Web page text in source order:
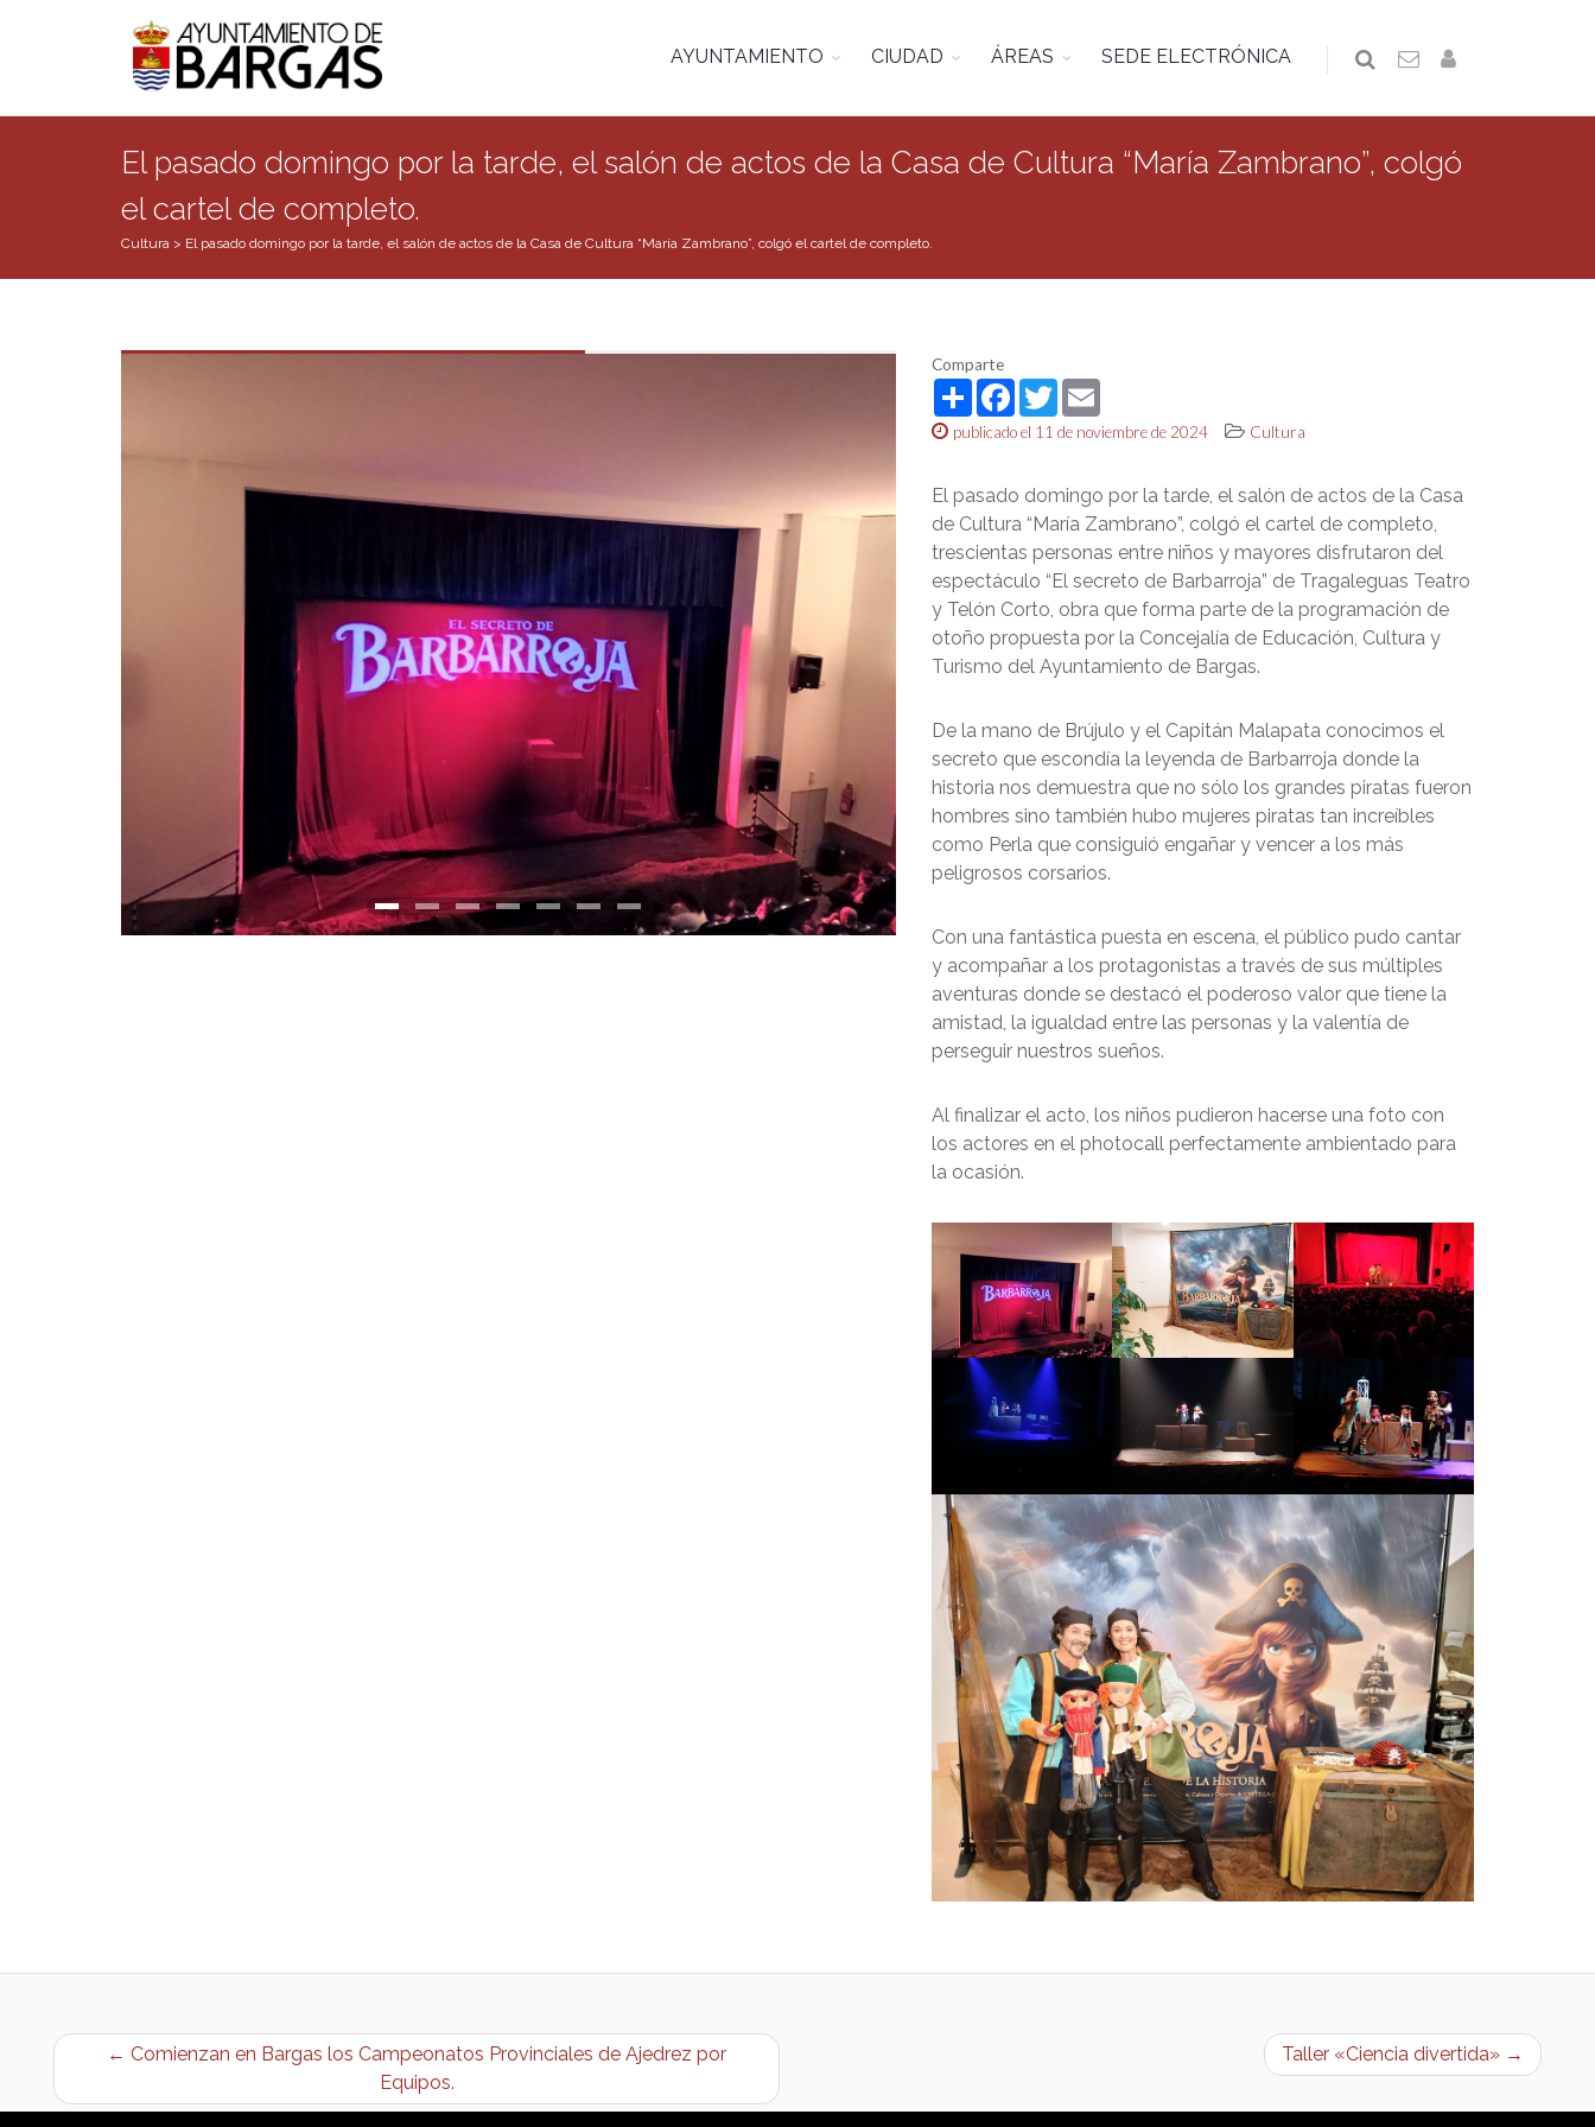
AYUNTAMIENTO CIUDAD ÁREAS SEDE ELECTRÓNICA
El pasado domingo por la tarde, el salón de actos de la Casa de Cultura “María Zambrano”, colgó
el cartel de completo.
Cultura > El pasado domingo por la tarde, el salón de actos de la Casa de Cultura “María Zambrano”, colgó el cartel de completo.
Comparte
ShareFacebook
TwitterEmail
publicado el 11 de noviembre de 2024 Cultura
El pasado domingo por la tarde, el salón de actos de la Casa
de Cultura “María Zambrano”, colgó el cartel de completo,
trescientas personas entre niños y mayores disfrutaron del
espectáculo “El secreto de Barbarroja” de Tragaleguas Teatro
y Telón Corto, obra que forma parte de la programación de
otoño propuesta por la Concejalía de Educación, Cultura y
Turismo del Ayuntamiento de Bargas.
De la mano de Brújulo y el Capitán Malapata conocimos el
secreto que escondía la leyenda de Barbarroja donde la
historia nos demuestra que no sólo los grandes piratas fueron
hombres sino también hubo mujeres piratas tan increíbles
como Perla que consiguió engañar y vencer a los más
peligrosos corsarios.
Con una fantástica puesta en escena, el público pudo cantar
y acompañar a los protagonistas a través de sus múltiples
aventuras donde se destacó el poderoso valor que tiene la
amistad, la igualdad entre las personas y la valentía de
perseguir nuestros sueños.
Al finalizar el acto, los niños pudieron hacerse una foto con
los actores en el photocall perfectamente ambientado para
la ocasión.
← Comienzan en Bargas los Campeonatos Provinciales de Ajedrez por
Equipos.
Taller «Ciencia divertida» →